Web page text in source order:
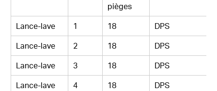
pièges
Lance-lave 1 18
DPS
Lance-lave
2 18
DPS
Lance-lave
3 18
DPS
Lance-lave
4 18
DPS